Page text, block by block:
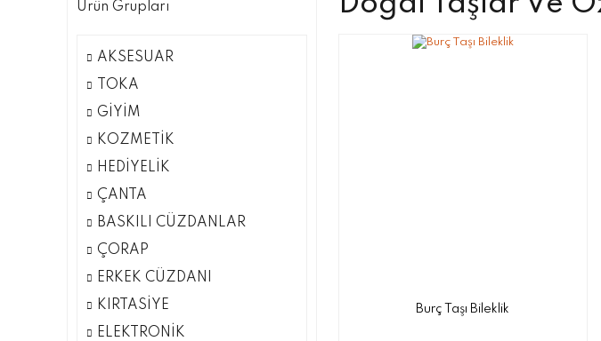
Ürün Grupları
AKSESUAR
TOKA
GİYİM
KOZMETİK
HEDİYELİK
ÇANTA
BASKILI CÜZDANLAR
ÇORAP
ERKEK CÜZDANI
KIRTASİYE
ELEKTRONİK
Burç Taşı Bileklik